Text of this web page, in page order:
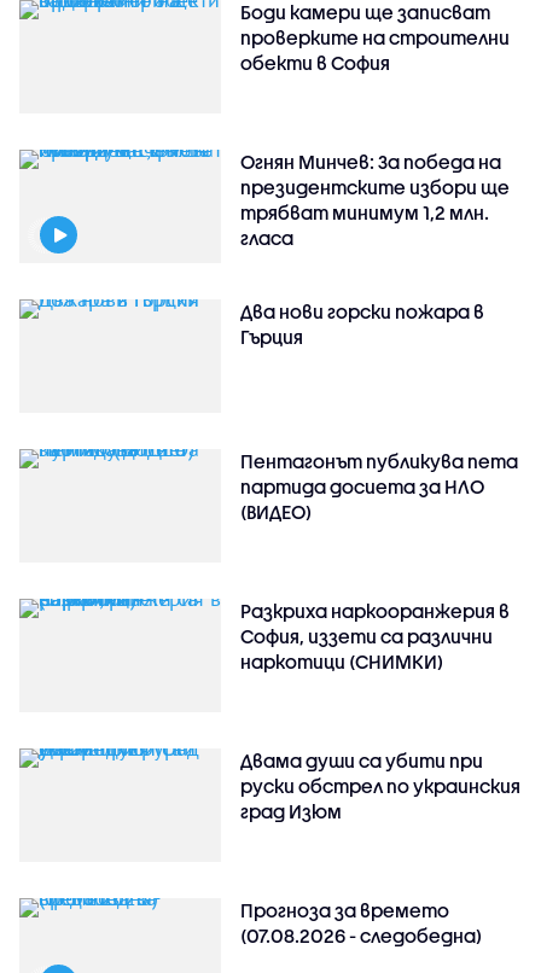
Боди камери ще записват
проверките на строителни
обекти в София
Огнян Минчев: За победа на
президентските избори ще
трябват минимум 1,2 млн.
гласа
Два нови горски пожара в
Гърция
Пентагонът публикува пета
партида досиета за НЛО
(ВИДЕО)
Разкриха наркооранжерия в
София, иззети са различни
наркотици (СНИМКИ)
Двама души са убити при
руски обстрeл по украинския
град Изюм
Прогноза за времето
(07.08.2026 - следобедна)